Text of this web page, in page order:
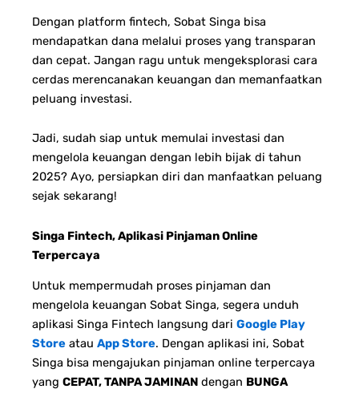
Dengan platform fintech, Sobat Singa bisa
mendapatkan dana melalui proses yang transparan
dan cepat. Jangan ragu untuk mengeksplorasi cara
cerdas merencanakan keuangan dan memanfaatkan
peluang investasi.
Jadi, sudah siap untuk memulai investasi dan
mengelola keuangan dengan lebih bijak di tahun
2025? Ayo, persiapkan diri dan manfaatkan peluang
sejak sekarang!
Singa Fintech, Aplikasi Pinjaman Online
Terpercaya
Untuk mempermudah proses pinjaman dan
mengelola keuangan Sobat Singa, segera unduh
aplikasi Singa Fintech langsung dari Google Play
Store atau App Store. Dengan aplikasi ini, Sobat
Singa bisa mengajukan pinjaman online terpercaya
yang CEPAT, TANPA JAMINAN dengan BUNGA